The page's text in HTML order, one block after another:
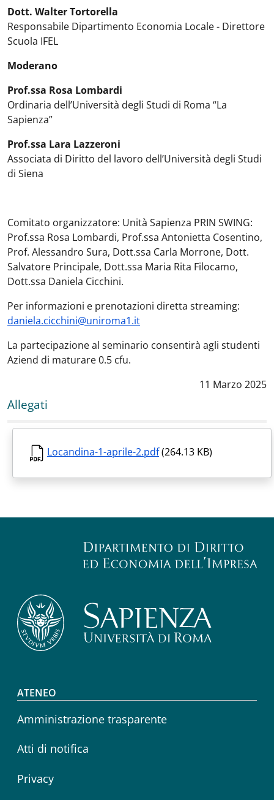
Dott. Walter Tortorella
Responsabile Dipartimento Economia Locale - Direttore
Scuola IFEL
Moderano
Prof.ssa Rosa Lombardi
Ordinaria dell’Università degli Studi di Roma “La
Sapienza”
Prof.ssa Lara Lazzeroni
Associata di Diritto del lavoro dell’Università degli Studi
di Siena
Comitato organizzatore: Unità Sapienza PRIN SWING:
Prof.ssa Rosa Lombardi, Prof.ssa Antonietta Cosentino,
Prof. Alessandro Sura, Dott.ssa Carla Morrone, Dott.
Salvatore Principale, Dott.ssa Maria Rita Filocamo,
Dott.ssa Daniela Cicchini.
Per informazioni e prenotazioni diretta streaming:
daniela.cicchini@uniroma1.it
La partecipazione al seminario consentirà agli studenti
Aziend di maturare 0.5 cfu.
Data notizia:
11 Marzo 2025
Allegati
Locandina-1-aprile-2.pdf(264.13 KB)
Footer menu
ATENEO
Amministrazione trasparente
Atti di notifica
Privacy